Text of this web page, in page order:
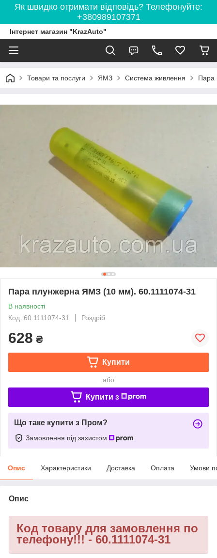
Як швидко отримати відповідь? Телефонуйте:
+380989107371
Інтернет магазин "KrazAuto"
Товари та послуги ЯМЗ Система живлення Пара
Пара плунжерна ЯМЗ (10 мм). 60.1111074-31
В наявності
Код: 60.1111074-31
Роздріб
628 ₴
Купити
або
Купити з
Що таке купити з Пром?
Замовлення під захистом
Опис Характеристики Доставка Оплата Умови
Опис
Код товару для замовлення по
телефону!!! - 60.1111074-31